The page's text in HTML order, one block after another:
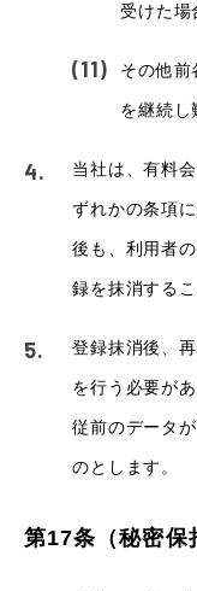
受けた場
その他前
を継続し
当社は、有料
ずれかの条項
後も、利用者
録を抹消する
登録抹消後、
を行う必要が
従前のデータ
のとします。
第17条（秘密保